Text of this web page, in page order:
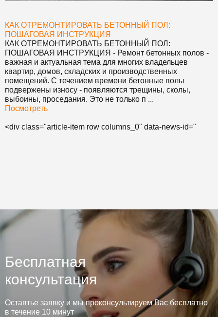
КАК ОТРЕМОНТИРОВАТЬ БЕТОННЫЙ ПОЛ:
ПОШАГОВАЯ ИНСТРУКЦИЯ
КАК ОТРЕМОНТИРОВАТЬ БЕТОННЫЙ ПОЛ:
ПОШАГОВАЯ ИНСТРУКЦИЯ - Ремонт бетонных полов -
важная и актуальная тема для многих владельцев
квартир, домов, складских и производственных
помещений. С течением времени бетонные полы
подвержены износу - появляются трещины, сколы,
выбоины, проседания. Это не только п ...
Посмотреть
<div class="article-item row columns_0" data-news-id="
Бесплатная
консультация
Оставтье заявку и мы проконсультируем Вас бесплатно
в течение 10 минут